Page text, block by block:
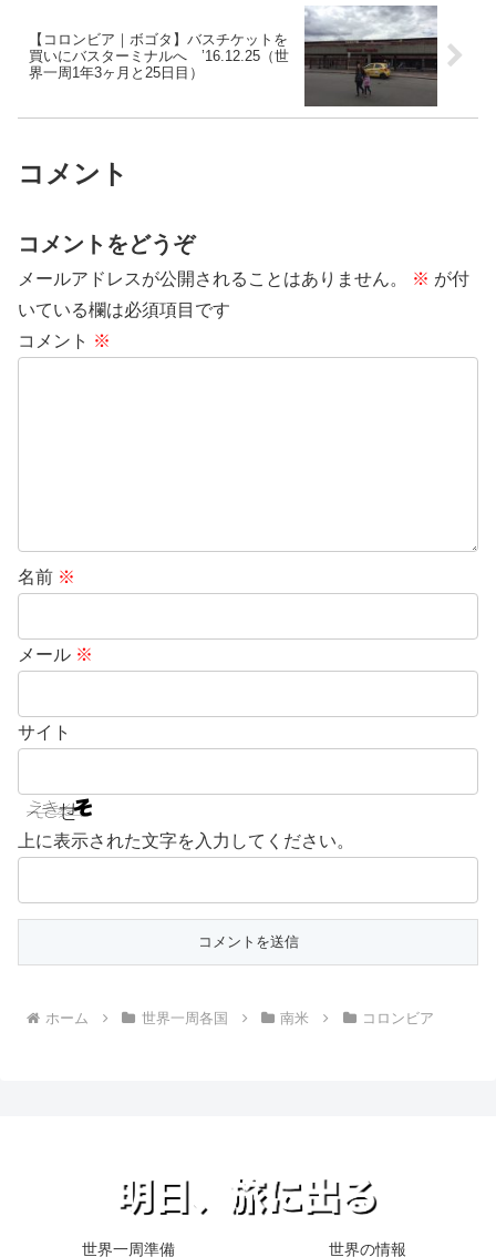
【コロンビア｜ボゴタ】バスチケットを
買いにバスターミナルへ ’16.12.25（世
界一周1年3ヶ月と25日目）
コメント
コメントをどうぞ
メールアドレスが公開されることはありません。 ※ が付
いている欄は必須項目です
コメント ※
名前 ※
メール ※
サイト
上に表示された文字を入力してください。
ホーム 世界一周各国 南米 コロンビア
世界一周準備 世界の情報